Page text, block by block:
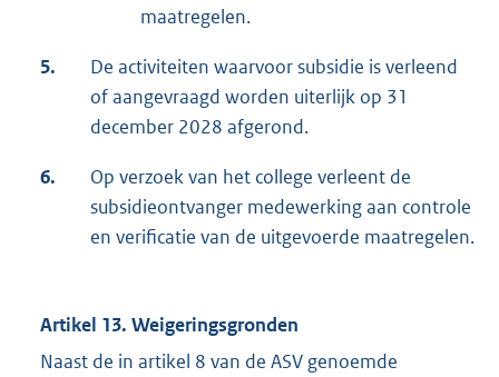
maatregelen.
5.
De activiteiten waarvoor subsidie is verleend
of aangevraagd worden uiterlijk op 31
december 2028 afgerond.
6.
Op verzoek van het college verleent de
subsidieontvanger medewerking aan controle
en verificatie van de uitgevoerde maatregelen.
Artikel 13. Weigeringsgronden
Naast de in artikel 8 van de ASV genoemde